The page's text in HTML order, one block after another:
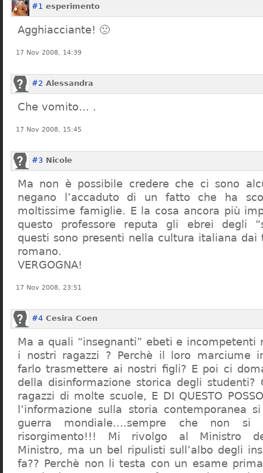
#1 esperimento
Agghiacciante! 🙁
17 Nov 2008, 14:39
#2 Alessandra
Che vomito… .
17 Nov 2008, 15:45
#3 Nicole
Ma non è possibile credere che ci sono
negano l’accaduto di un fatto che ha
moltissime famiglie. E la cosa ancora più
questo professore reputa gli ebrei degli
questi sono presenti nella cultura italiana dai
romano.
VERGOGNA!
17 Nov 2008, 23:51
#4 Cesira Coen
Ma a quali “insegnanti” ebeti e
i nostri ragazzi ? Perchè il loro marciume
farlo trasmettere ai nostri figli? E poi ci
della disinformazione storica degli
ragazzi di molte scuole, E DI QUESTO POSSO
l’informazione sulla storia contemporanea
guerra mondiale….sempre che non
risorgimento!!! Mi rivolgo al Ministro
Ministro, ma un bel ripulisti sull’albo degli
fa?? Perchè non li testa con un esame